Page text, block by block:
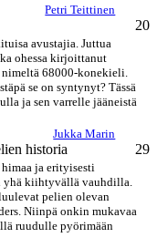
Petri Teittinen
20
avustajia. Juttua
ohessa kirjoittanut
68000-konekieli.
se on syntynyt? Tässä
ja sen varrelle jääneistä
Jukka Marin
historia 29
ja erityisesti
kiihtyvällä vauhdilla.
pelien olevan
Niinpä onkin mukavaa
ruudulle pyörimään